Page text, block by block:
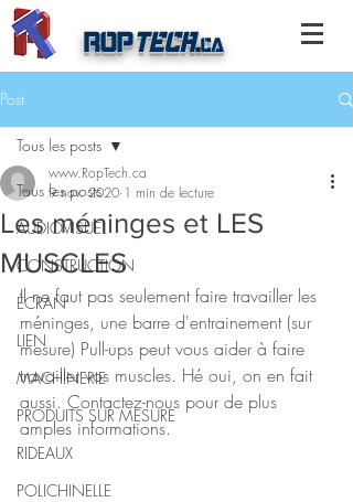
ROPTECH. ca
Post
Tous les posts
AUDIOVISUEL
CONSTRUCTION
ÉCRAN
LIEN
MACHINERIE
PRODUITS SUR MESURE
RIDEAUX
POLICHINELLE
Tous les posts
Les méninges et LES
MUSCLES
www.RopTech.ca
9 nov. 2020 1 min de lecture
Il ne faut pas seulement faire travailler les
méninges, une barre d'entrainement (sur
mesure) Pull-ups peut vous aider à faire
travailler vos muscles. Hé oui, on en fait
aussi. Contactez-nous pour de plus
amples informations.